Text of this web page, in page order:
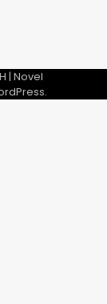
| Novel
.